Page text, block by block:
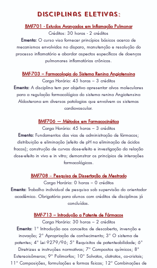
Disciplinas eletivas:
BMF701 - Estudos Avançados em Inflamação Pulmonar
Créditos: 30 horas - 2 créditos
Ementa: O curso visa fornecer princípios básicos acerca de
mecanismos envolvidos no disparo, manutenção e resolução do
processo inflamatório e abordar aspectos específicos de doenças
pulmonares inflamatórias crônicas.​
BMF-703 – Farmacologia do Sistema Renina Angiotensina
Carga Horária: 45 horas – 3 créditos
Ementa: A disciplina tem por objetivo apresentar alvos moleculares
para a regulação farmacológica do sistema renina Angiotensina
Aldosterona em diversas patologias que envolvem os sistemas
cardiovascular.
BMF706 — Métodos em Farmacocinética
Carga Horária: 45 horas – 3 créditos
Ementa: Fundamentos das vias de administração de fármacos;
distribuição e eliminação (efeito de pH na eliminação de ácidos
fracos); construção de curvas dose-efeito e investigação da relação
dose-efeito in vivo e in vitro; demonstrar os princípios de interações
farmacológicas.
BMF708– Pesquisa de Dissertação de Mestrado
Carga Horária: 0 horas – 0 créditos
Ementa:Trabalho individual de pesquisa sob supervisão do orientador
acadêmico. Obrigatória para alunos com créditos de disciplinas já
concluídas.
BMF-713 – Introdução a Patente de Fármacos
Carga Horária: 30 horas – 2 créditos
Ementa:1° Introdução aos conceitos de descoberta, invenção e
inovação; 2° Apropriação de conhecimento; 3° O sistema de
patentes; 4° Lei 9279/96; 5° Requisitos de patenteabilidade; 6°
Diretrizes e instruções normativas; 7° Compostos químicos; 8°
Estereoisômeros; 9° Polimorfos; 10° Solvatos, clatratos, co-cristais;
11° Composições, formulações e formas físicas; 12° Combinações de